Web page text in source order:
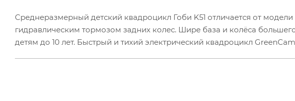
Среднеразмерный детский квадроцикл Гоби K51 отличается от
гидравлическим тормозом задних колес. Шире база и колёса
детям до 10 лет. Быстрый и тихий электрический квадроцикл